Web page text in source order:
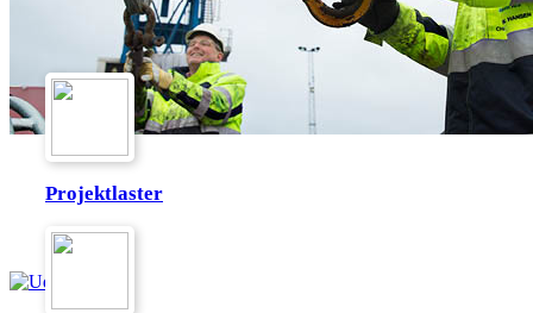
Projektlaster
Læs mere